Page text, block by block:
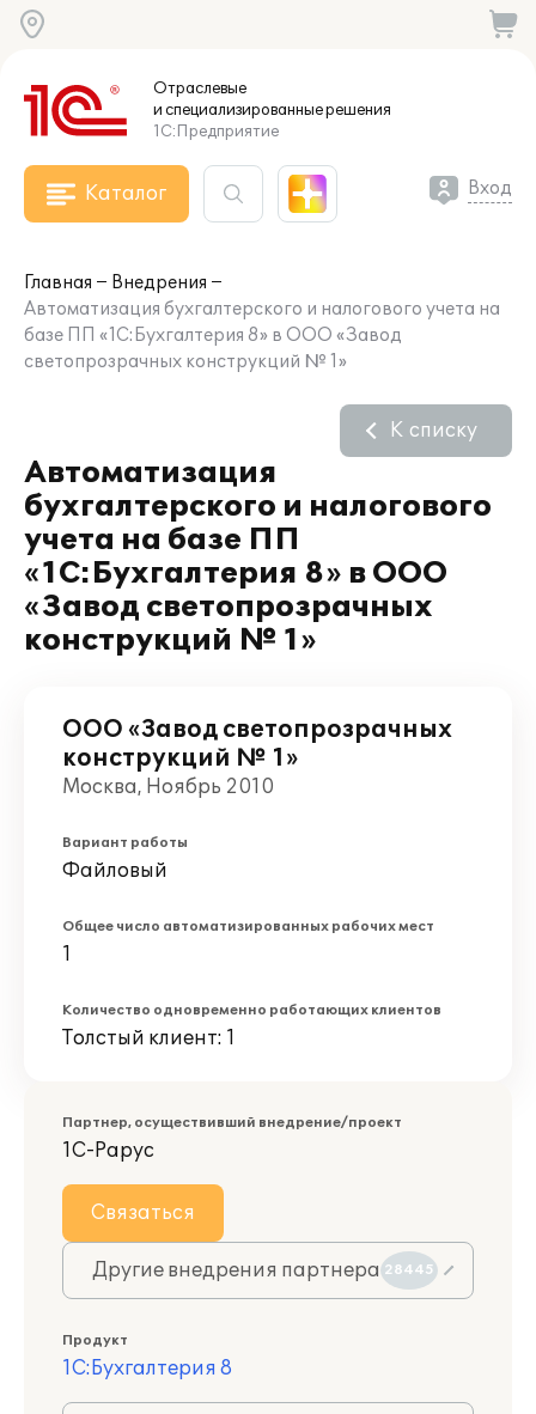
Отраслевые
и специализированныерешения
1С:Предприятие
Каталог Вход
Главная
Внедрения
Автоматизация бухгалтерского и налогового учета на
базе ПП «1С:Бухгалтерия 8» в ООО «Завод
светопрозрачных конструкций № 1»
Автоматизация
бухгалтерского и налогового
учета на базе ПП
«1С:Бухгалтерия 8» в ООО
«Завод светопрозрачных
конструкций № 1»
К списку
ООО «Завод светопрозрачных
конструкций № 1»
Москва, Ноябрь 2010
Вариант работы
Файловый
Общее число автоматизированных рабочих мест
1
Количество одновременно работающих клиентов
Толстый клиент: 1
Партнер, осуществивший внедрение/проект
1С-Рарус
Связаться
Другие внедрения партнера 28445
Продукт
1С:Бухгалтерия 8